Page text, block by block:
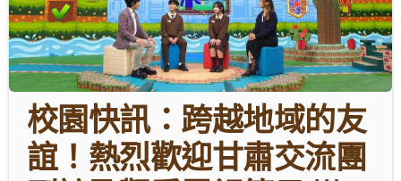
下載區
校園快訊：跨越地域的友
誼！熱烈歡迎甘肅交流團